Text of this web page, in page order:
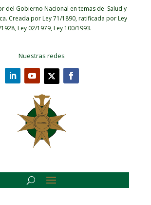
del Gobierno Nacional en temas de Salud y
Creada por Ley 71/1890, ratificada por Ley
Ley 02/1979, Ley 100/1993.
Nuestras redes